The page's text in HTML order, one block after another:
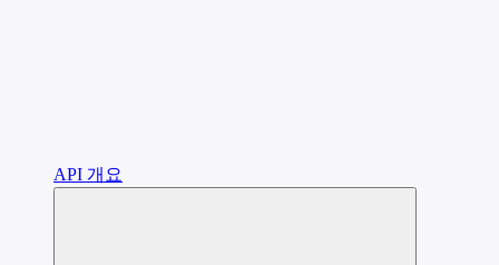
API 개요